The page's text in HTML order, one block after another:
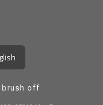
brush off